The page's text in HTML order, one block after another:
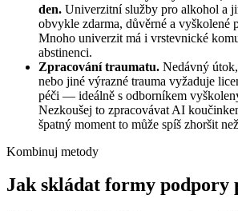
den. Univerzitní služby pro alkohol a
obvykle zdarma, důvěrné a vyškolené
Mnoho univerzit má i vrstevnické
abstinenci.
Zpracování traumatu. Nedávný
nebo jiné výrazné trauma vyžaduje
péči — ideálně s odborníkem
Nezkoušej to zpracovávat AI
špatný moment to může spíš zhoršit
Kombinuj metody
Jak skládat formy podpory